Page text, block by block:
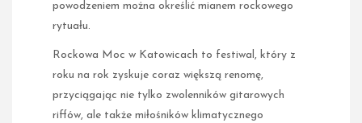
powodzeniem można określić mianem rockowego
rytuału.
Rockowa Moc w Katowicach to festiwal, który z
roku na rok zyskuje coraz większą renomę,
przyciągając nie tylko zwolenników gitarowych
riffów, ale także miłośników klimatycznego